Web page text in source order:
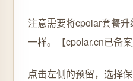
注意需要将cpolar套餐
一样。【cpolar.cn已备案
点击左侧的预留，选择